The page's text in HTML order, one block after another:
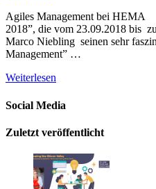
Agiles Management bei
2018”, die vom 23.09.2018 bis
Marco Niebling seinen sehr
Management” …
Weiterlesen
Social Media
Zuletzt veröffentlicht